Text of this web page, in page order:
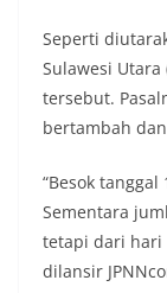
Seperti
Sulawesi
tersebut.
bertambah
“Besok
Sementara
tetapi dari hari
dilansir